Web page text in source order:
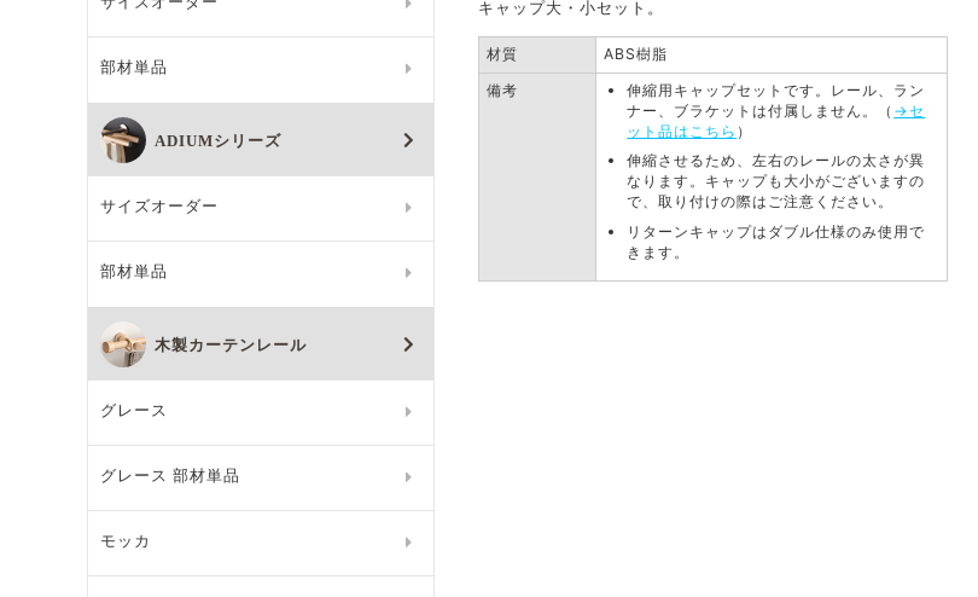
キャップ大・小セット。
材質
ABS樹脂
備考
伸縮用キャップセットです。レール、ラン
ナー、ブラケットは付属しません。（ →セ
ット品はこちら ）
伸縮させるため、左右のレールの太さが異
なります。キャップも大小がございますの
で、取り付けの際はご注意ください。
リターンキャップはダブル仕様のみ使用で
きます。
部材単品
ADIUMシリーズ
サイズオーダー
部材単品
木製カーテンレール
グレース
グレース 部材単品
モッカ